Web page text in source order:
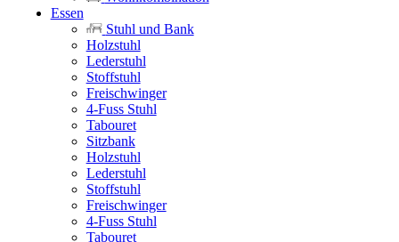
Essen
Stuhl und Bank
Holzstuhl
Lederstuhl
Stoffstuhl
Freischwinger
4-Fuss Stuhl
Tabouret
Sitzbank
Holzstuhl
Lederstuhl
Stoffstuhl
Freischwinger
4-Fuss Stuhl
Tabouret